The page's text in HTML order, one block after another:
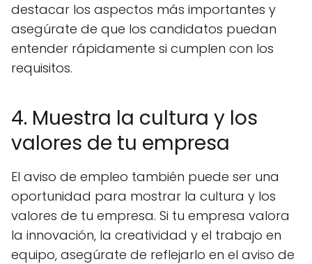
destacar los aspectos más importantes y
asegúrate de que los candidatos puedan
entender rápidamente si cumplen con los
requisitos.
4. Muestra la cultura y los
valores de tu empresa
El aviso de empleo también puede ser una
oportunidad para mostrar la cultura y los
valores de tu empresa. Si tu empresa valora
la innovación, la creatividad y el trabajo en
equipo, asegúrate de reflejarlo en el aviso de